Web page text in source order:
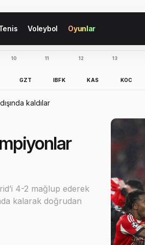
Voleybol Oyunlar
10
GZT
11
IBFK
12
KAS
13
KOC
kaldılar
4-2 mağlup ederek
kalarak doğrudan